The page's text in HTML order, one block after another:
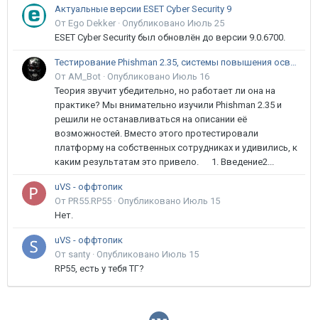
Актуальные версии ESET Cyber Security 9
От Ego Dekker · Опубликовано Июль 25
ESET Cyber Security был обновлён до версии 9.0.6700.
Тестирование Phishman 2.35, системы повышения осведомлённости пользователей в сфере ИБ
От AM_Bot · Опубликовано Июль 16
Теория звучит убедительно, но работает ли она на
практике? Мы внимательно изучили Phishman 2.35 и
решили не останавливаться на описании её
возможностей. Вместо этого протестировали
платформу на собственных сотрудниках и удивились, к
каким результатам это привело. 1. Введение2...
uVS - оффтопик
От PR55.RP55 · Опубликовано Июль 15
Нет.
uVS - оффтопик
От santy · Опубликовано Июль 15
RP55, есть у тебя ТГ?